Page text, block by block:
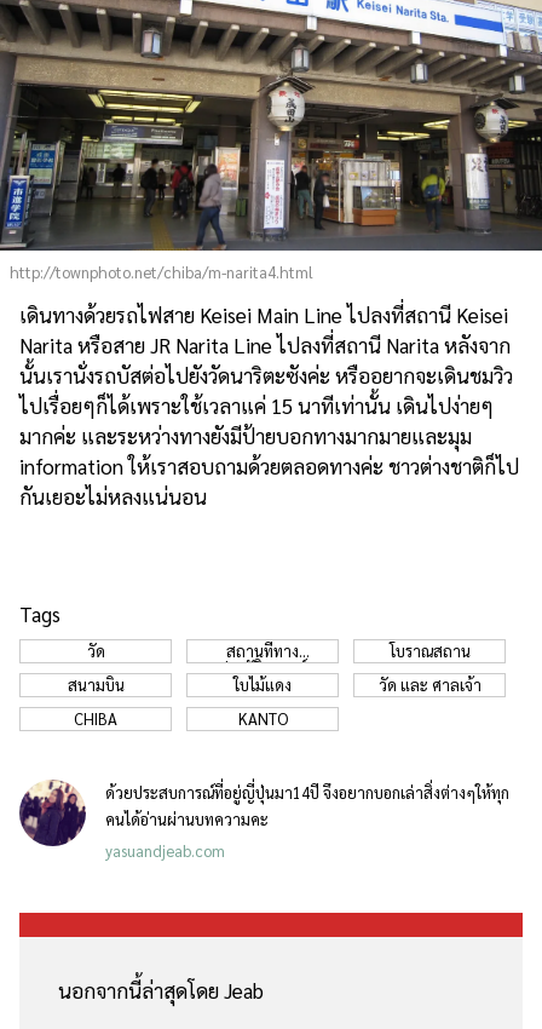
http://townphoto.net/chiba/m-narita4.html
เดินทางด้วยรถไฟสาย Keisei Main Line ไปลงที่สถานี Keisei
Narita หรือสาย JR Narita Line ไปลงที่สถานี Narita หลังจาก
นั้นเรานั่งรถบัสต่อไปยังวัดนาริตะซังค่ะ หรืออยากจะเดินชมวิว
ไปเรื่อยๆก็ได้เพราะใช้เวลาแค่ 15 นาทีเท่านั้น เดินไปง่ายๆ
มากค่ะ และระหว่างทางยังมีป้ายบอกทางมากมายและมุม
information ให้เราสอบถามด้วยตลอดทางค่ะ ชาวต่างชาติก็ไป
กันเยอะไม่หลงแน่นอน
Tags
วัด
สถานที่ทาง
ประวัติศาสตร์
โบราณสถาน
สนามบิน
ใบไม้แดง
วัด และ ศาลเจ้า
CHIBA
KANTO
ด้วยประสบการณ์ที่อยู่ญี่ปุ่นมา14ปี จึงอยากบอกเล่าสิ่งต่างๆให้ทุก
คนได้อ่านผ่านบทความคะ
yasuandjeab.com
นอกจากนี้ล่าสุดโดย Jeab